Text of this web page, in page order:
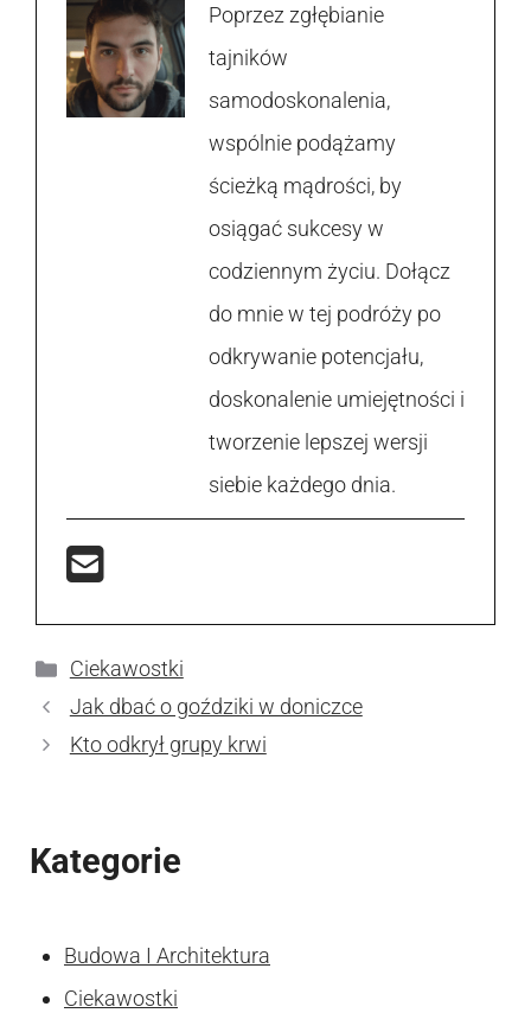
Poprzez zgłębianie
tajników
samodoskonalenia,
wspólnie podążamy
ścieżką mądrości, by
osiągać sukcesy w
codziennym życiu. Dołącz
do mnie w tej podróży po
odkrywanie potencjału,
doskonalenie umiejętności i
tworzenie lepszej wersji
siebie każdego dnia.
Kategorie
Ciekawostki
Jak dbać o goździki w doniczce
Kto odkrył grupy krwi
Kategorie
Budowa I Architektura
Ciekawostki